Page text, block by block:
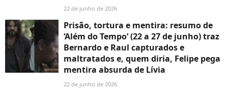
22 de junho de 2026
Prisão, tortura e mentira: resumo de
‘Além do Tempo’ (22 a 27 de junho) traz
Bernardo e Raul capturados e
maltratados e, quem diria, Felipe pega
mentira absurda de Lívia
22 de junho de 2026